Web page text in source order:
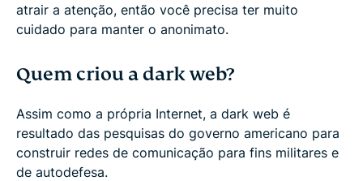
atrair a atenção, então você precisa ter muito
cuidado para manter o anonimato.
Quem criou a dark web?
Assim como a própria Internet, a dark web é
resultado das pesquisas do governo americano para
construir redes de comunicação para fins militares e
de autodefesa.